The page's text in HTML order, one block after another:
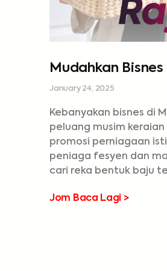
Mudahkan
dengan Seminar
January 24, 2025
Kebanyakan bisnes di
peluang musim
promosi perniagaan
peniaga fesyen dan
cari reka bentuk baju
Jom Baca Lagi >